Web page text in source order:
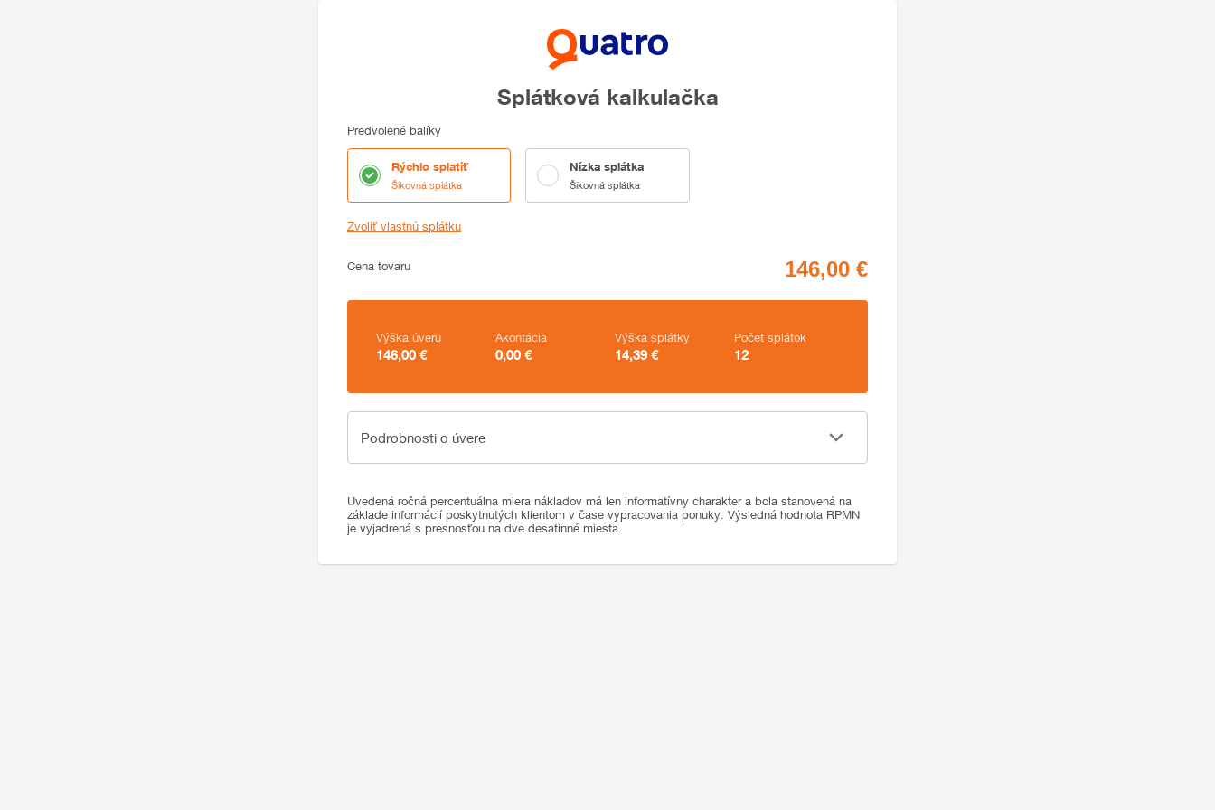
Splátková kalkulačka
Predvolené balíky
Rýchlo splatiť
Šikovná splátka
Nízka splátka
Šikovná splátka
Zvoliť vlastnú splátku
Cena
Cena tovaru
Zhrnutie
Výška úveru
146,00 €
Akontácia
0,00 €
Výška splátky
14,39 €
Počet splátok
12
Podrobnosti o úvere
Podrobnosti o úvere
Uvedená ročná percentuálna miera nákladov má len informatívny charakter a bola stanovená na
základe informácií poskytnutých klientom v čase vypracovania ponuky. Výsledná hodnota RPMN
je vyjadrená s presnosťou na dve desatinné miesta.